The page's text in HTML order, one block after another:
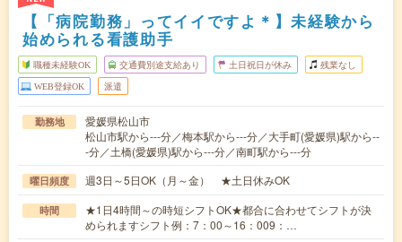
【「病院勤務」ってイイですよ＊】未経験から
始められる看護助手
職種未経験OK 交通費別途支給あり 土日祝日が休み 残業なし
WEB登録OK 派遣
勤務地
愛媛県松山市
松山市駅から---分／梅本駅から---分／大手町(愛媛県)駅から--
-分／土橋(愛媛県)駅から---分／南町駅から---分
曜日頻度 週3日～5日OK（月～金） ★土日休みOK
時間
★1日4時間～の時短シフトOK★都合に合わせてシフトが決
められますシフト例：7：00～16：009：…